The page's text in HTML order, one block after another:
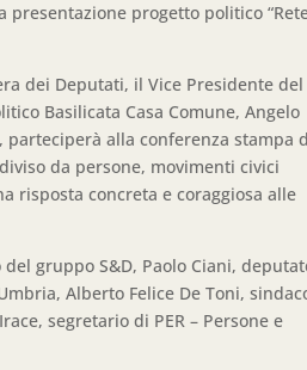
presentazione progetto politico
dei Deputati, il Vice Presidente del
Basilicata Casa Comune, Angelo
alla conferenza stampa
da persone, movimenti civici
risposta concreta e coraggiosa alle
gruppo S&D, Paolo Ciani,
Alberto Felice De Toni,
segretario di PER – Persone e